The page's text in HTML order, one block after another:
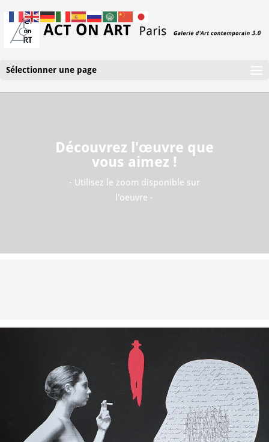
Sélectionner une page
Découvrez l'œuvre que
vous aimez !
- Utilisez le zoom disponible sur
l'oeuvre -